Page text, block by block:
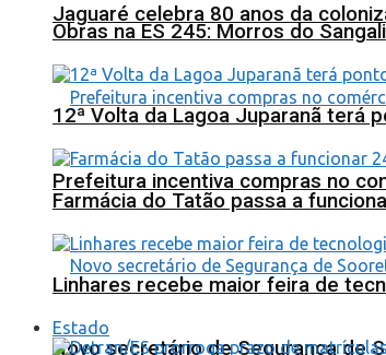
Jaguaré celebra 80 anos da
Prefeitura incentiva compras no
Novo secretário de Segurança de
Obras na ES 245: Morros do
12ª Volta da Lagoa Juparanã terá
Farmácia do Tatão passa a
Linhares recebe maior feira de
Estado